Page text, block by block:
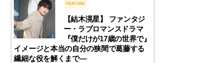
FEATURE
【結木滉星】 ファンタジ
ー・ラブロマンスドラマ
『僕だけが17歳の世界で』
イメージと本当の自分の狭間で葛藤する
繊細な役を解くまで―